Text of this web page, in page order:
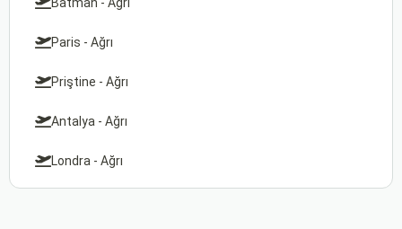
Paris - Ağrı
Priştine - Ağrı
Antalya - Ağrı
Londra - Ağrı